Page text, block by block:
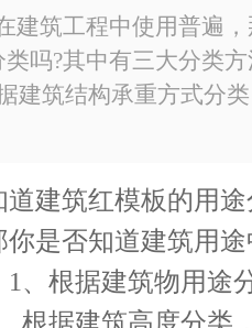
建筑工程中使用普遍
吗?其中有三大分类
建筑结构承重方式分
筑红模板的用途
是否知道建筑用
、根据建筑物用途